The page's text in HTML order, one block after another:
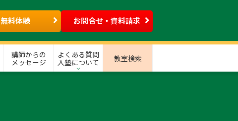
無料体験 お問合せ・資料請求
講師からの
メッセージ
よくある質問
入塾について
教室検索